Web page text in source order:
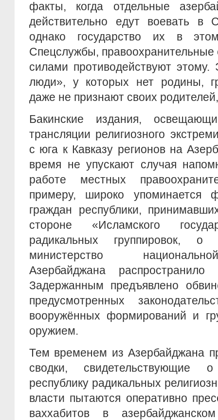
факты, когда отдельные
действительно едут воевать
однако государство их в
Спецслужбы,
силами противодействуют
люди», у которых нет родины,
даже не признают своих
Бакинские издания,
трансляции религиозного
с юга к Кавказу регионов на
время не упускают случая
работе местных
примеру, широко упоминается
граждан республики,
стороне «Исламского
радикальных группировок,
министерство
Азербайджана
Задержанным предъявлено
предусмотренных
вооружённых формирований и
оружием.
Тем временем из Азербайджана
сводки, свидетельствующие
республику радикальных
власти пытаются оперативно
ваххабитов в